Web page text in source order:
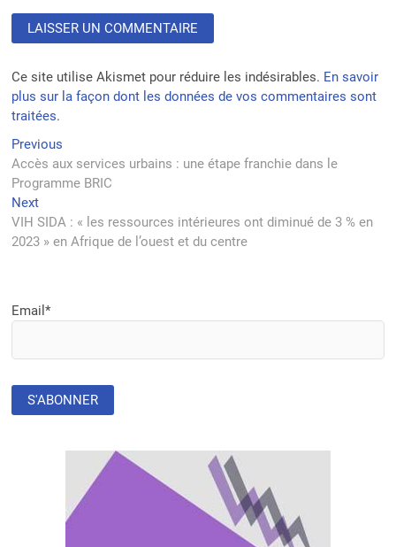
Ce site utilise Akismet pour réduire les indésirables. En savoir
plus sur la façon dont les données de vos commentaires sont
traitées.
Navigation
de
l’article
Previous
post:
Accès aux services urbains : une étape franchie dans le
Programme BRIC
NextNext
post:
VIH SIDA : « les ressources intérieures ont diminué de 3 % en
2023 » en Afrique de l’ouest et du centre
Email*